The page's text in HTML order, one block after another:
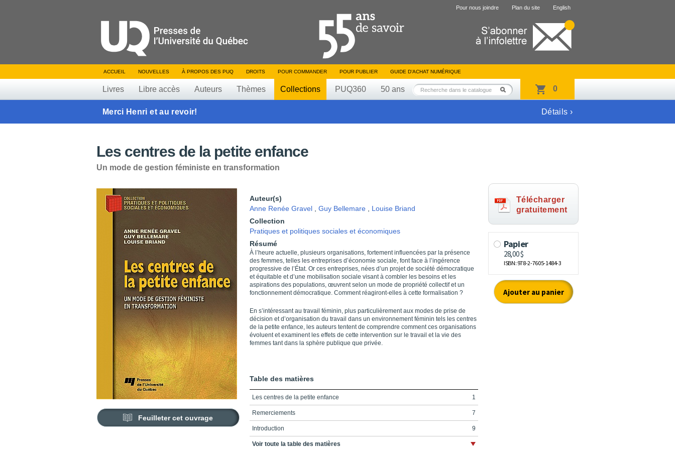
Pour nous joindre Plan du site English
ACCUEIL NOUVELLES À PROPOS DES PUQ DROITS POUR COMMANDER POUR PUBLIER GUIDE D’ACHAT NUMÉRIQUE
Livres Libre accès Auteurs Thèmes Collections PUQ360 50 ans 0
Merci Henri et au revoir! Détails ›
Les centres de la petite enfance
Un mode de gestion féministe en transformation
Feuilleter cet ouvrage
Auteur(s)
Anne Renée Gravel
Guy Bellemare
Louise Briand
Collection
Pratiques et politiques sociales et économiques
Résumé
À l’heure actuelle, plusieurs organisations, fortement influencées par la présence
des femmes, telles les entreprises d’économie sociale, font face à l’ingérence
progressive de l’État. Or ces entreprises, nées d’un projet de société démocratique
et équitable et d’une mobilisation sociale visant à combler les besoins et les
aspirations des populations, œuvrent selon un mode de propriété collectif et un
fonctionnement démocratique. Comment réagiront-elles à cette formalisation ?
En s’intéressant au travail féminin, plus particulièrement aux modes de prise de
décision et d’organisation du travail dans un environnement féminin tels les centres
de la petite enfance, les auteurs tentent de comprendre comment ces organisations
évoluent et examinent les effets de cette intervention sur le travail et la vie des
femmes tant dans la sphère publique que privée.
Table des matières
Les centres de la petite enfance 1
Remerciements 7
Introduction 9
Partie 1_L'analyse d'une organisation mise en place pour et par les
15
Voir toute la table des matières
Télécharger
gratuitement